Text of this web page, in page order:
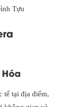
Tựu
tế tại địa điểm,